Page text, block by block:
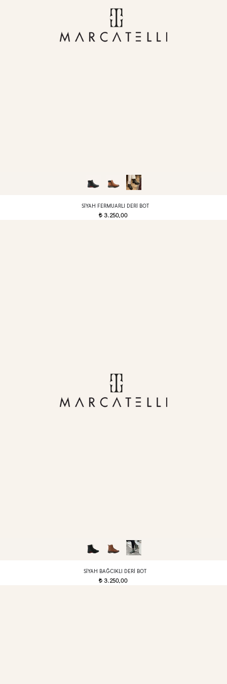
SIYAH FERMUARLI DERI BOT
t3.250,00
SIYAH BAĞCIKLI DERI BOT
t3.250,00